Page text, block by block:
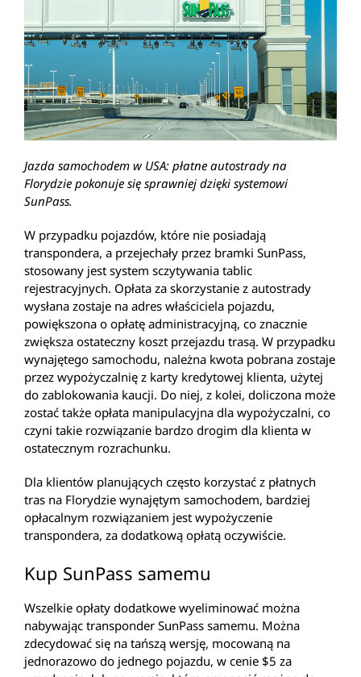
Jazda samochodem w USA: płatne autostrady na
Florydzie pokonuje się sprawniej dzięki systemowi
SunPass.
W przypadku pojazdów, które nie posiadają
transpondera, a przejechały przez bramki SunPass,
stosowany jest system sczytywania tablic
rejestracyjnych. Opłata za skorzystanie z autostrady
wysłana zostaje na adres właściciela pojazdu,
powiększona o opłatę administracyjną, co znacznie
zwiększa ostateczny koszt przejazdu trasą. W przypadku
wynajętego samochodu, należna kwota pobrana zostaje
przez wypożyczalnię z karty kredytowej klienta, użytej
do zablokowania kaucji. Do niej, z kolei, doliczona może
zostać także opłata manipulacyjna dla wypożyczalni, co
czyni takie rozwiązanie bardzo drogim dla klienta w
ostatecznym rozrachunku.
Dla klientów planujących często korzystać z płatnych
tras na Florydzie wynajętym samochodem, bardziej
opłacalnym rozwiązaniem jest wypożyczenie
transpondera, za dodatkową opłatą oczywiście.
Kup SunPass samemu
Wszelkie opłaty dodatkowe wyeliminować można
nabywając transponder SunPass samemu. Można
zdecydować się na tańszą wersję, mocowaną na
jednorazowo do jednego pojazdu, w cenie $5 za